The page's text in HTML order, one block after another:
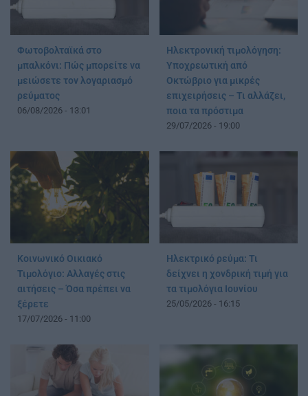
Φωτοβολταϊκά στο
μπαλκόνι: Πώς μπορείτε να
μειώσετε τον λογαριασμό
ρεύματος
06/08/2026 - 13:01
Ηλεκτρονική τιμολόγηση:
Υποχρεωτική από
Οκτώβριο για μικρές
επιχειρήσεις – Τι αλλάζει,
ποια τα πρόστιμα
29/07/2026 - 19:00
Κοινωνικό Οικιακό
Τιμολόγιο: Αλλαγές στις
αιτήσεις – Όσα πρέπει να
ξέρετε
17/07/2026 - 11:00
Ηλεκτρικό ρεύμα: Τι
δείχνει η χονδρική τιμή για
τα τιμολόγια Ιουνίου
25/05/2026 - 16:15